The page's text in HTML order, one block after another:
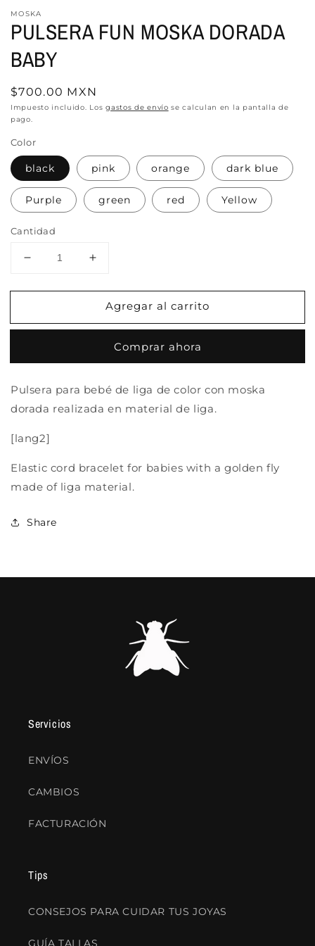
MOSKA
PULSERA FUN MOSKA DORADA
BABY
Precio
habitual
$700.00 MXN
Impuesto incluido. Losgastos de envío se calculan en la pantalla de
pago.
Color
black pink orange dark blue
Purple green red Yellow
Cantidad
Reducir
para
FUN
BABY
Aumentar
para
PULSERA
FUN
DORADA
BABY
Agregar al carrito
Comprar ahora
Pulsera para bebé de liga de color con moska
dorada realizada en material de liga.
[lang2]
Elastic cord bracelet for babies with a golden fly
made of liga material.
Share
Servicios
ENVÍOS
CAMBIOS
FACTURACIÓN
Tips
CONSEJOS PARA CUIDAR TUS JOYAS
GUÍA TALLAS